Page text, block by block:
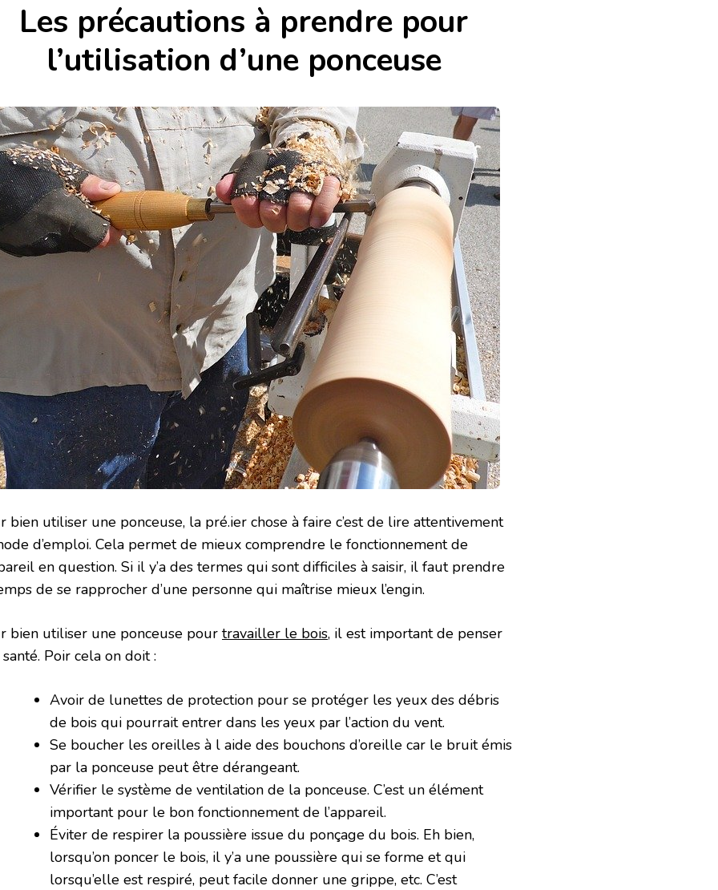
Les précautions à prendre pour
l’utilisation d’une ponceuse
bien utiliser une ponceuse, la pré.ier chose à faire c’est de lire attentivement
d’emploi. Cela permet de mieux comprendre le fonctionnement de
en question. Si il y’a des termes qui sont difficiles à saisir, il faut prendre
de se rapprocher d’une personne qui maîtrise mieux l’engin.
bien utiliser une ponceuse pour travailler le bois, il est important de penser
santé. Poir cela on doit :
Avoir de lunettes de protection pour se protéger les yeux des débris
de bois qui pourrait entrer dans les yeux par l’action du vent.
Se boucher les oreilles à l aide des bouchons d’oreille car le bruit émis
par la ponceuse peut être dérangeant.
Vérifier le système de ventilation de la ponceuse. C’est un élément
important pour le bon fonctionnement de l’appareil.
Éviter de respirer la poussière issue du ponçage du bois. Eh bien,
lorsqu’on poncer le bois, il y’a une poussière qui se forme et qui
lorsqu’elle est respiré, peut facile donner une grippe, etc. C’est